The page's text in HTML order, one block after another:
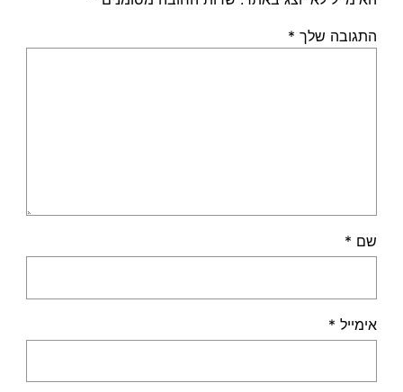
התגובה שלך *
שם *
אימייל *